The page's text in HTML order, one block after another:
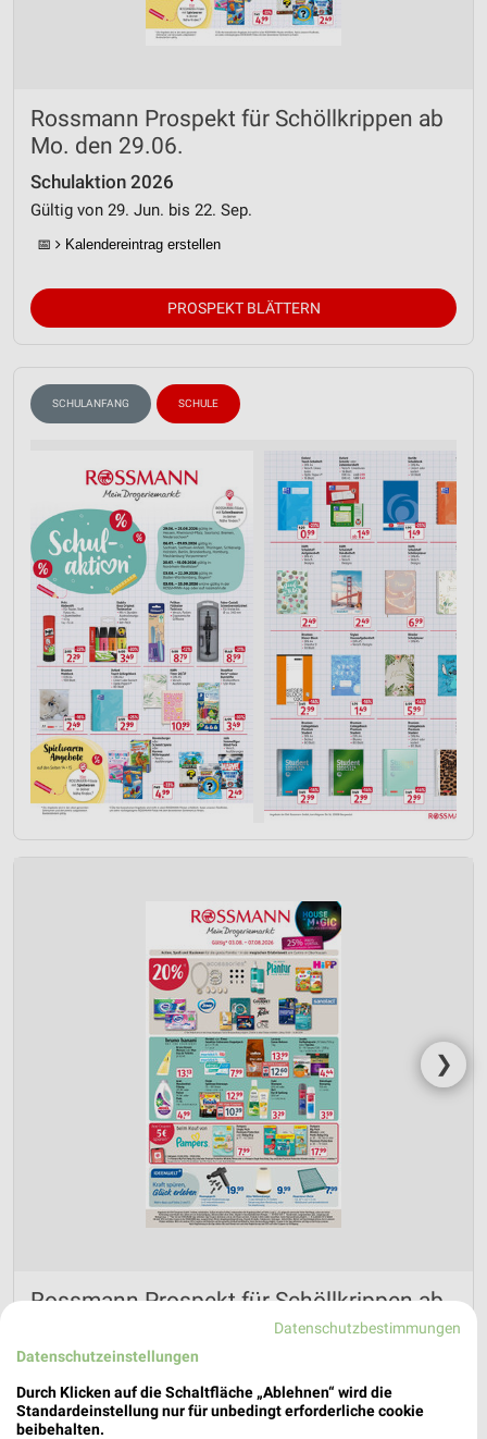
Rossmann Prospekt für Schöllkrippen ab
Mo. den 29.06.
Schulaktion 2026
Gültig von 29. Jun. bis 22. Sep.
📅 Kalendereintrag erstellen
PROSPEKT BLÄTTERN
SCHULANFANG SCHULE
❯
Rossmann Prospekt für Schöllkrippen ab
Gültig von 03. Aug. bis 07. Aug.
📅 Kalendereintrag erstellen
Datenschutzbestimmungen
Datenschutzeinstellungen
Durch Klicken auf die Schaltfläche „Ablehnen“ wird die
Standardeinstellung nur für unbedingt erforderliche cookie
beibehalten.